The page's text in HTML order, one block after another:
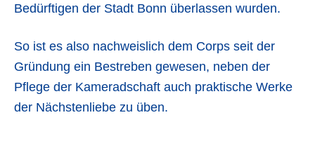
Bedürftigen der Stadt Bonn überlassen wurden.
So ist es also nachweislich dem Corps seit der
Gründung ein Bestreben gewesen, neben der
Pflege der Kameradschaft auch praktische Werke
der Nächstenliebe zu üben.